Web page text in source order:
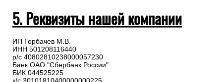
перейти в “Профиль”(авторизация на сайте не
обязательна) => Заказы => Детали заказа №=> Распечатать
счет (PDF)
В назначении платежа укажите номер заказа.
Оплата на расчетный счет осуществляется в любом
отделении банка или через сервис онлайн-банкинга,
переводом на реквизиты компании, указанные в счете.